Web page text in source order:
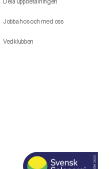
Jobba hos och med oss
Vedklubben